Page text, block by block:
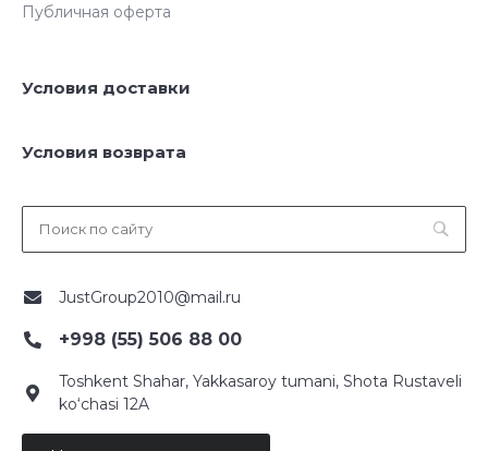
Публичная оферта
Условия доставки
Условия возврата
JustGroup2010@mail.ru
+998 (55) 506 88 00
Toshkent Shahar, Yakkasaroy tumani, Shota Rustaveli
ko‘chasi 12A